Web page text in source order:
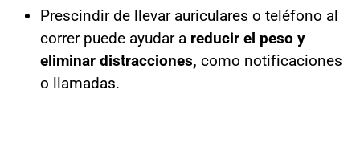
Prescindir de llevar auriculares o teléfono al
correr puede ayudar a reducir el peso y
eliminar distracciones, como notificaciones
o llamadas.